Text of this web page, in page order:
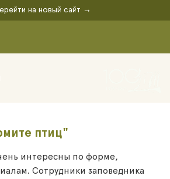
на новый сайт →
птиц"
интересны по форме,
Сотрудники заповедника